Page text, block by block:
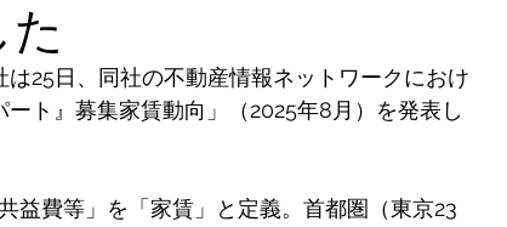
25日、同社の不動産情報ネットワークにおけ
ト』募集家賃動向」（2025年8月）を発表し
益費等」を「家賃」と定義。首都圏（東京23